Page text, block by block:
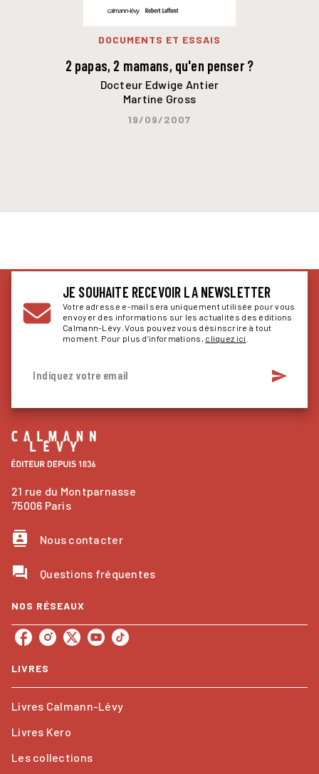
DOCUMENTS ET ESSAIS
2 papas, 2 mamans, qu'en penser ?
Docteur Edwige Antier
Martine Gross
19/09/2007
JE SOUHAITE RECEVOIR LA NEWSLETTER
Votre adresse e-mail sera uniquement utilisée pour vous
envoyer des informations sur les actualités des éditions
Calmann-Lévy. Vous pouvez vous désinscrire à tout
moment. Pour plus d’informations, cliquez ici
Indiquez votre email send
21 rue du Montparnasse
75006 Paris
contacts Nous contacter
question_answer Questions fréquentes
NOS RÉSEAUX
LIVRES
Livres Calmann-Lévy
Livres Kero
Les collections